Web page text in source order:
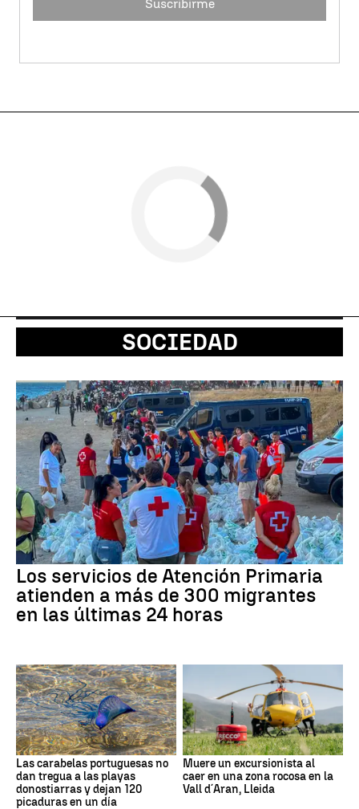
Suscribirme
SOCIEDAD
Los servicios de Atención Primaria
atienden a más de 300 migrantes
en las últimas 24 horas
Las carabelas portuguesas no
dan tregua a las playas
donostiarras y dejan 120
picaduras en un día
Muere un excursionista al
caer en una zona rocosa en la
Vall d´Aran, Lleida